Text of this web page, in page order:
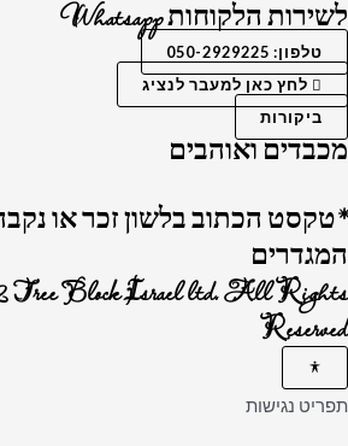
לשירות הלקוחות Whatsapp
טלפון: 050-2929225
לחץ כאן למעבר לנציג
ביקורות
מכבדים ואוהבים
*טקסט הכתוב בלשון זכר או
המגדרים
Block Israel ltd. All Rights
Reserved
תפריט נגישות